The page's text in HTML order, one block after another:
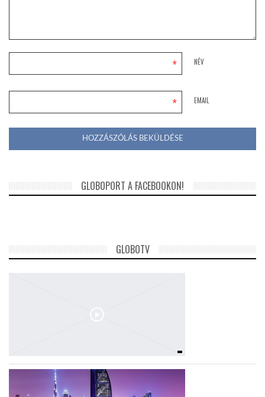
NÉV
*
EMAIL
*
GLOBOPORT A FACEBOOKON!
GLOBOTV